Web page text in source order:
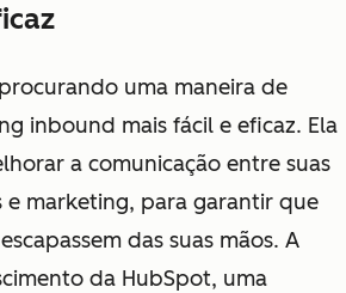
uma maneira de
inbound mais fácil e eficaz. Ela
a comunicação entre suas
e marketing, para garantir que
das suas mãos. A
da HubSpot, uma